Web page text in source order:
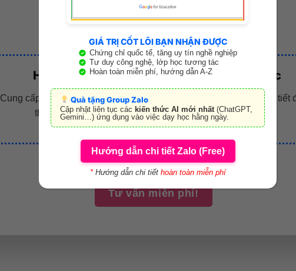
1 BUỔI HỌC – 1,5 GIỜ – 4 PHẦN
Học kỹ năng
Cung cấp kiến thức chung về bài
thi theo kỹ năng.
Học chiến lược
Cung cấp chiến lược chi tiết
làm bài thi.
Tư vấn miễn phí!
GIÁ TRỊ CỐT LÕI BẠN NHẬN ĐƯỢC
Chứng chỉ quốc tế, tăng uy tín nghề nghiệp
Tư duy công nghệ, lớp học tương tác
Hoàn toàn miễn phí, hướng dẫn A-Z
Quà tặng Group Zalo
Cập nhật liên tục các kiến thức AI mới nhất (ChatGPT,
Gemini…) ứng dụng vào việc dạy học hằng ngày.
Hướng dẫn chi tiết Zalo (Free)
* Hướng dẫn chi tiết hoàn toàn miễn phí